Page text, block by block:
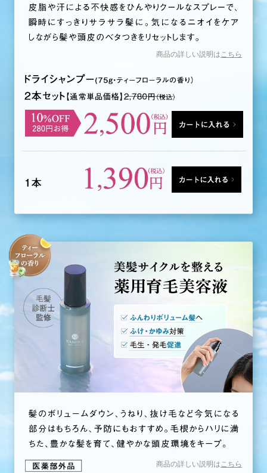
商品の詳しい説明はこちら
カートに入れる
カートに入れる
商品の詳しい説明はこちら